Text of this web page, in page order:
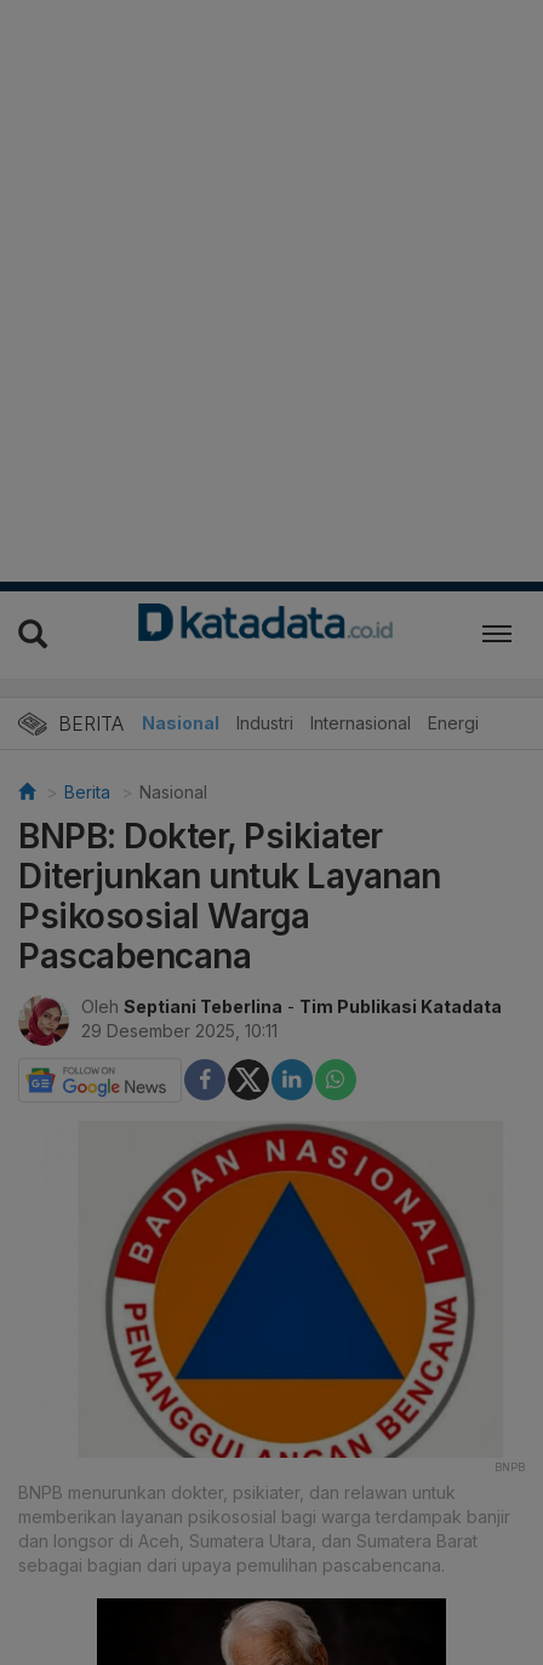
BERITA Nasional Industri Internasional Energi
Berita Nasional
BNPB: Dokter, Psikiater
Diterjunkan untuk Layanan
Psikososial Warga
Pascabencana
Oleh Septiani Teberlina - Tim Publikasi Katadata
29 Desember 2025, 10:11
BNPB
BNPB menurunkan dokter, psikiater, dan relawan untuk
memberikan layanan psikososial bagi warga terdampak banjir
dan longsor di Aceh, Sumatera Utara, dan Sumatera Barat
sebagai bagian dari upaya pemulihan pascabencana.